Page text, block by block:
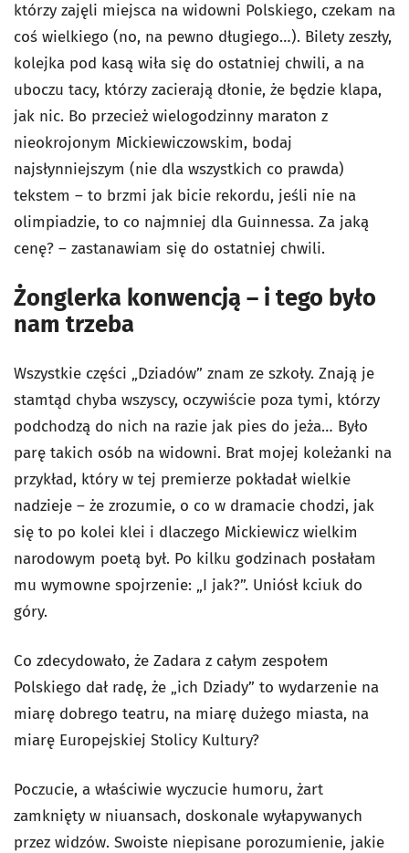
którzy zajęli miejsca na widowni Polskiego, czekam na
coś wielkiego (no, na pewno długiego…). Bilety zeszły,
kolejka pod kasą wiła się do ostatniej chwili, a na
uboczu tacy, którzy zacierają dłonie, że będzie klapa,
jak nic. Bo przecież wielogodzinny maraton z
nieokrojonym Mickiewiczowskim, bodaj
najsłynniejszym (nie dla wszystkich co prawda)
tekstem – to brzmi jak bicie rekordu, jeśli nie na
olimpiadzie, to co najmniej dla Guinnessa. Za jaką
cenę? – zastanawiam się do ostatniej chwili.
Żonglerka konwencją – i tego było
nam trzeba
Wszystkie części „Dziadów” znam ze szkoły. Znają je
stamtąd chyba wszyscy, oczywiście poza tymi, którzy
podchodzą do nich na razie jak pies do jeża… Było
parę takich osób na widowni. Brat mojej koleżanki na
przykład, który w tej premierze pokładał wielkie
nadzieje – że zrozumie, o co w dramacie chodzi, jak
się to po kolei klei i dlaczego Mickiewicz wielkim
narodowym poetą był. Po kilku godzinach posłałam
mu wymowne spojrzenie: „I jak?”. Uniósł kciuk do
góry.
Co zdecydowało, że Zadara z całym zespołem
Polskiego dał radę, że „ich Dziady” to wydarzenie na
miarę dobrego teatru, na miarę dużego miasta, na
miarę Europejskiej Stolicy Kultury?
Poczucie, a właściwie wyczucie humoru, żart
zamknięty w niuansach, doskonale wyłapywanych
przez widzów. Swoiste niepisane porozumienie, jakie